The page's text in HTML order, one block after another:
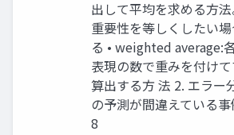
出して平均を求める方
重要性を等しくしたい
る • weighted average:
表現の数で重みを付け
算出する方 法 2. エラー
の予測が間違えている
8